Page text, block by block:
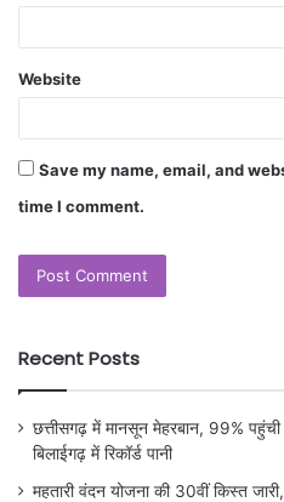
Website
Save my name, email, and
time I comment.
Recent Posts
छत्तीसगढ़ में मानसून मेहरबान, 99%
बिलाईगढ़ में रिकॉर्ड पानी
महतारी वंदन योजना की 30वीं किस्त